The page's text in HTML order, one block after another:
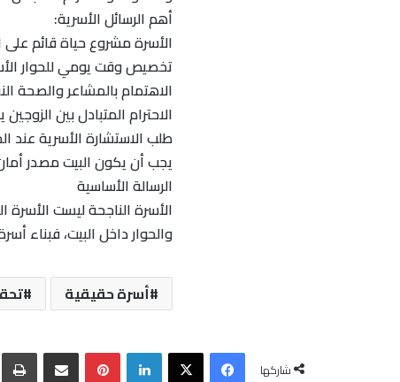
أهم الرسائل الأسرية:
الأسرة مشروع حياة قائم
تخصيص وقت يومي للحوار
الاهتمام بالمشاعر والصحة
الاحترام المتبادل بين
طلب الاستشارة الأسرية عند
يجب أن يكون البيت مصدر أمان
الرسالة الأساسية
الأسرة الناجحة ليست الأسرة
والحوار داخل البيت،
أسرة حقيقية
شاركها
فيسبوك‫X لينكدإن بينتيريستمشاركة عبر البريد